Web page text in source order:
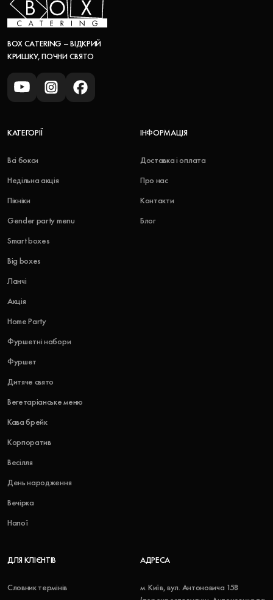
BOX CATERING – ВІДКРИЙ
КРИШКУ, ПОЧНИ СВЯТО
КАТЕГОРІЇ
Всі бокси
Недільна акція
Пікніки
Gender party menu
Smart boxes
Big boxes
Ланчі
Акція
Home Party
Фуршетні набори
Фуршет
Дитяче свято
Вегетаріанське меню
Кава брейк
Корпоратив
Весілля
День народження
Вечірка
Напої
ІНФОРМАЦІЯ
Доставка і оплата
Про нас
Контакти
Блог
ДЛЯ КЛІЄНТІВ
Словник термінів
АДРЕСА
м. Київ, вул. Антоновича 158